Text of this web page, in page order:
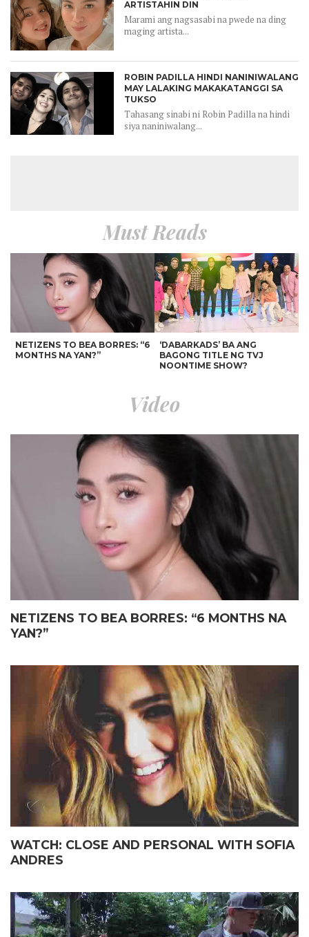
ARTISTAHIN DIN
Marami ang nagsasabi na pwede na ding
maging artista...
ROBIN PADILLA HINDI NANINIWALANG
MAY LALAKING MAKAKATANGGI SA
TUKSO
Tahasang sinabi ni Robin Padilla na hindi
siya naniniwalang...
Must Reads
NETIZENS TO BEA BORRES: “6
MONTHS NA YAN?”
‘DABARKADS’ BA ANG
BAGONG TITLE NG TVJ
NOONTIME SHOW?
ELIAS MAY FATHER’S DAY
GIFT KAY JOHN LLOYD CRUZ
SA ISANG EMOSYONAL NA
JOHN LLOYD CRUZ
MAGIGING ‘KAPUSO’ NA NGA
BA?
Video
NETIZENS TO BEA BORRES: “6 MONTHS NA
YAN?”
WATCH: CLOSE AND PERSONAL WITH SOFIA
ANDRES